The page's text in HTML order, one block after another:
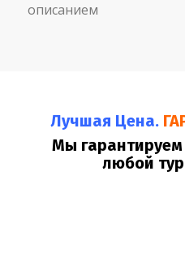
описанием
Лучшая Цена.
Мы
любой